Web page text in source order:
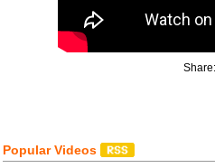
Share:
Popular Videos